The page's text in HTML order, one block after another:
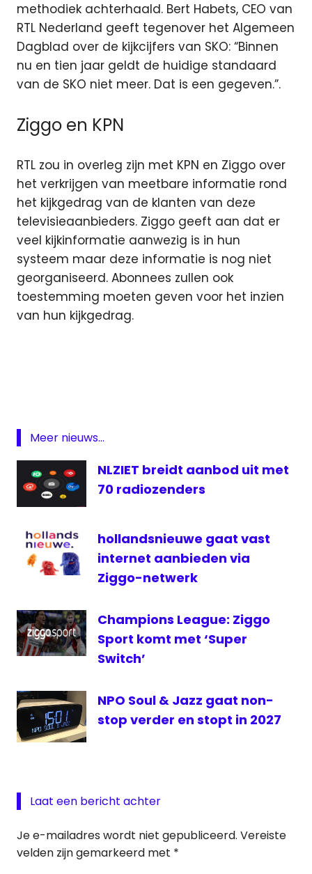
methodiek achterhaald. Bert Habets, CEO van
RTL Nederland geeft tegenover het Algemeen
Dagblad over de kijkcijfers van SKO: “Binnen
nu en tien jaar geldt de huidige standaard
van de SKO niet meer. Dat is een gegeven.”.
Ziggo en KPN
RTL zou in overleg zijn met KPN en Ziggo over
het verkrijgen van meetbare informatie rond
het kijkgedrag van de klanten van deze
televisieaanbieders. Ziggo geeft aan dat er
veel kijkinformatie aanwezig is in hun
systeem maar deze informatie is nog niet
georganiseerd. Abonnees zullen ook
toestemming moeten geven voor het inzien
van hun kijkgedrag.
Luisteronderzoek
Stichting
Kijkonderzoek
Meer nieuws...
NLZIET breidt aanbod uit met
70 radiozenders
hollandsnieuwe gaat vast
internet aanbieden via
Ziggo-netwerk
Champions League: Ziggo
Sport komt met ‘Super
Switch’
NPO Soul & Jazz gaat non-
stop verder en stopt in 2027
Laat een bericht achter
Je e-mailadres wordt niet gepubliceerd. Vereiste
velden zijn gemarkeerd met *